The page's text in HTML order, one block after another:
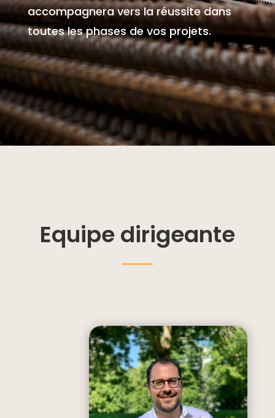
accompagnera vers la réussite dans
toutes les phases de vos projets.
Equipe dirigeante